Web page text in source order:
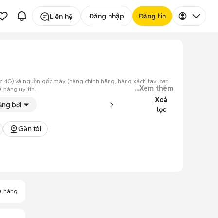
Liên hệ Đăng nhập Đăng tin
và nguồn gốc máy (hàng chính hãng, hàng xách tay, bản
hàng uy tín.
dụng thông dụng nhất. Nếu bạn không có nhu cầu lưu trữ
đáp ứng tốt các nhu cầu giải trí nhẹ nhàng hằng ngày.
...Xem thêm
bởi
Xoá
lọc
Gần tôi
hàng